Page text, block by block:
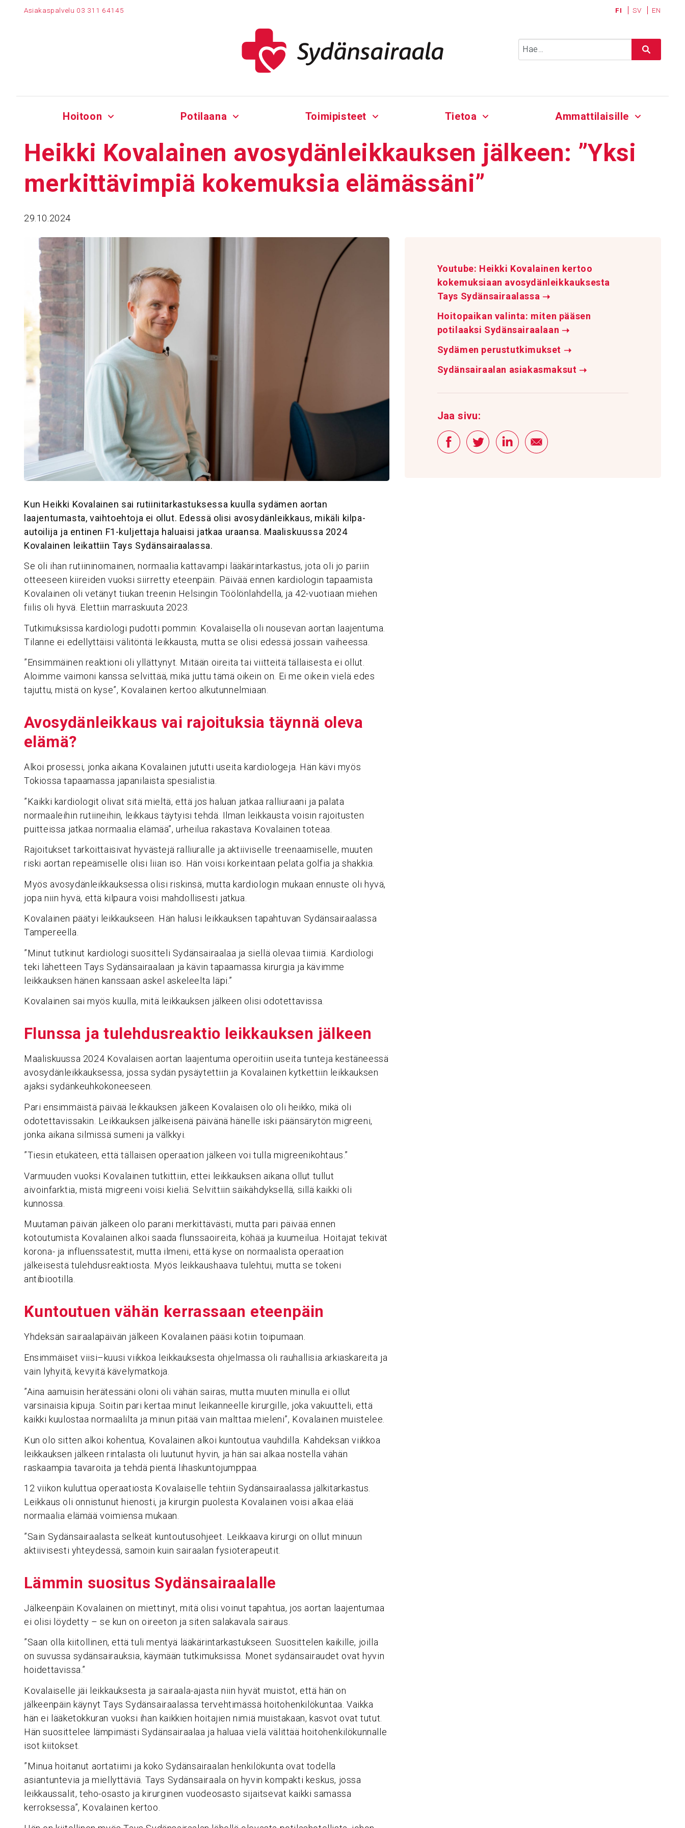
Asiakaspalvelu 03 311 64145 FI SV EN
Hoitoon Potilaana Toimipisteet Tietoa Ammattilaisille
Heikki Kova­lainen avosy­dän­leik­kauksen jälkeen: ”Yksi
merkit­tä­vimpiä koke­muksia elämäs­säni”
29.10.2024
Kun Heikki Kovalainen sai rutiinitarkastuksessa kuulla sydämen aortan
laajentumasta, vaihtoehtoja ei ollut. Edessä olisi avosydänleikkaus, mikäli kilpa-
autoilija ja entinen F1-kuljettaja haluaisi jatkaa uraansa. Maaliskuussa 2024
Kovalainen leikattiin Tays Sydänsairaalassa.
Se oli ihan rutiininomainen, normaalia kattavampi lääkärintarkastus, jota oli jo pariin
otteeseen kiireiden vuoksi siirretty eteenpäin. Päivää ennen kardiologin tapaamista
Kovalainen oli vetänyt tiukan treenin Helsingin Töölönlahdella, ja 42-vuotiaan miehen
fiilis oli hyvä. Elettiin marraskuuta 2023.
Tutkimuksissa kardiologi pudotti pommin: Kovalaisella oli nousevan aortan laajentuma.
Tilanne ei edellyttäisi välitöntä leikkausta, mutta se olisi edessä jossain vaiheessa.
”Ensimmäinen reaktioni oli yllättynyt. Mitään oireita tai viitteitä tällaisesta ei ollut.
Aloimme vaimoni kanssa selvittää, mikä juttu tämä oikein on. Ei me oikein vielä edes
tajuttu, mistä on kyse”, Kovalainen kertoo alkutunnelmiaan.
Avosy­dän­leik­kaus vai rajoi­tuksia täynnä oleva
elämä?
Alkoi prosessi, jonka aikana Kovalainen jututti useita kardiologeja. Hän kävi myös
Tokiossa tapaamassa japanilaista spesialistia.
”Kaikki kardiologit olivat sitä mieltä, että jos haluan jatkaa ralliuraani ja palata
normaaleihin rutiineihin, leikkaus täytyisi tehdä. Ilman leikkausta voisin rajoitusten
puitteissa jatkaa normaalia elämää”, urheilua rakastava Kovalainen toteaa.
Rajoitukset tarkoittaisivat hyvästejä ralliuralle ja aktiiviselle treenaamiselle, muuten
riski aortan repeämiselle olisi liian iso. Hän voisi korkeintaan pelata golfia ja shakkia.
Myös avosydänleikkauksessa olisi riskinsä, mutta kardiologin mukaan ennuste oli hyvä,
jopa niin hyvä, että kilpaura voisi mahdollisesti jatkua.
Kovalainen päätyi leikkaukseen. Hän halusi leikkauksen tapahtuvan Sydänsairaalassa
Tampereella.
”Minut tutkinut kardiologi suositteli Sydänsairaalaa ja siellä olevaa tiimiä. Kardiologi
teki lähetteen Tays Sydänsairaalaan ja kävin tapaamassa kirurgia ja kävimme
leikkauksen hänen kanssaan askel askeleelta läpi.”
Kovalainen sai myös kuulla, mitä leikkauksen jälkeen olisi odotettavissa.
Flunssa ja tuleh­dus­reaktio leik­kauksen jälkeen
Maaliskuussa 2024 Kovalaisen aortan laajentuma operoitiin useita tunteja kestäneessä
avosydänleikkauksessa, jossa sydän pysäytettiin ja Kovalainen kytkettiin leikkauksen
ajaksi sydänkeuhkokoneeseen.
Pari ensimmäistä päivää leikkauksen jälkeen Kovalaisen olo oli heikko, mikä oli
odotettavissakin. Leikkauksen jälkeisenä päivänä hänelle iski päänsärytön migreeni,
jonka aikana silmissä sumeni ja välkkyi.
”Tiesin etukäteen, että tällaisen operaation jälkeen voi tulla migreenikohtaus.”
Varmuuden vuoksi Kovalainen tutkittiin, ettei leikkauksen aikana ollut tullut
aivoinfarktia, mistä migreeni voisi kieliä. Selvittiin säikähdyksellä, sillä kaikki oli
kunnossa.
Muutaman päivän jälkeen olo parani merkittävästi, mutta pari päivää ennen
kotoutumista Kovalainen alkoi saada flunssaoireita, köhää ja kuumeilua. Hoitajat tekivät
korona- ja influenssatestit, mutta ilmeni, että kyse on normaalista operaation
jälkeisestä tulehdusreaktiosta. Myös leikkaushaava tulehtui, mutta se tokeni
antibiootilla.
Kuntou­tuen vähän kerras­saan eteen­päin
Yhdeksän sairaalapäivän jälkeen Kovalainen pääsi kotiin toipumaan.
Ensimmäiset viisi–kuusi viikkoa leikkauksesta ohjelmassa oli rauhallisia arkiaskareita ja
vain lyhyitä, kevyitä kävelymatkoja.
”Aina aamuisin herätessäni oloni oli vähän sairas, mutta muuten minulla ei ollut
varsinaisia kipuja. Soitin pari kertaa minut leikanneelle kirurgille, joka vakuutteli, että
kaikki kuulostaa normaalilta ja minun pitää vain malttaa mieleni”, Kovalainen muistelee.
Kun olo sitten alkoi kohentua, Kovalainen alkoi kuntoutua vauhdilla. Kahdeksan viikkoa
leikkauksen jälkeen rintalasta oli luutunut hyvin, ja hän sai alkaa nostella vähän
raskaampia tavaroita ja tehdä pientä lihaskuntojumppaa.
12 viikon kuluttua operaatiosta Kovalaiselle tehtiin Sydänsairaalassa jälkitarkastus.
Leikkaus oli onnistunut hienosti, ja kirurgin puolesta Kovalainen voisi alkaa elää
normaalia elämää voimiensa mukaan.
”Sain Sydänsairaalasta selkeät kuntoutusohjeet. Leikkaava kirurgi on ollut minuun
aktiivisesti yhteydessä, samoin kuin sairaalan fysioterapeutit.
Lämmin suositus Sydän­sai­raa­lalle
Jälkeenpäin Kovalainen on miettinyt, mitä olisi voinut tapahtua, jos aortan laajentumaa
ei olisi löydetty – se kun on oireeton ja siten salakavala sairaus.
”Saan olla kiitollinen, että tuli mentyä lääkärintarkastukseen. Suosittelen kaikille, joilla
on suvussa sydänsairauksia, käymään tutkimuksissa. Monet sydänsairaudet ovat hyvin
hoidettavissa.”
Kovalaiselle jäi leikkauksesta ja sairaala-ajasta niin hyvät muistot, että hän on
jälkeenpäin käynyt Tays Sydänsairaalassa tervehtimässä hoitohenkilökuntaa. Vaikka
hän ei lääketokkuran vuoksi ihan kaikkien hoitajien nimiä muistakaan, kasvot ovat tutut.
Hän suosittelee lämpimästi Sydänsairaalaa ja haluaa vielä välittää hoitohenkilökunnalle
isot kiitokset.
”Minua hoitanut aortatiimi ja koko Sydänsairaalan henkilökunta ovat todella
asiantuntevia ja miellyttäviä. Tays Sydänsairaala on hyvin kompakti keskus, jossa
leikkaussalit, teho-osasto ja kirurginen vuodeosasto sijaitsevat kaikki samassa
kerroksessa”, Kovalainen kertoo.
Youtube: Heikki Kovalainen kertoo
kokemuksiaan avosydänleikkauksesta
Tays Sydänsairaalassa ➝
Hoitopaikan valinta: miten pääsen
potilaaksi Sydänsairaalaan ➝
Sydämen perustutkimukset ➝
Sydänsairaalan asiakasmaksut ➝
Jaa sivu: